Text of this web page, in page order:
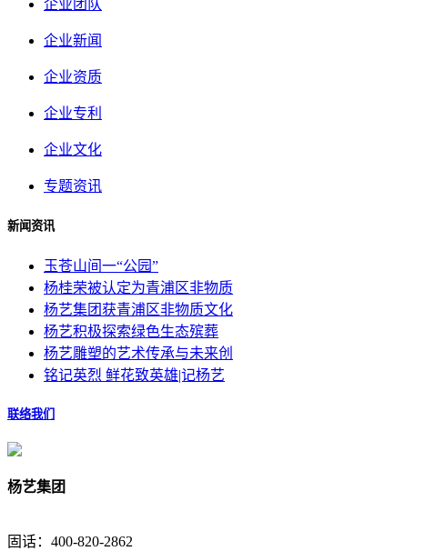
企业团队
企业新闻
企业资质
企业专利
企业文化
专题资讯
新闻资讯
玉苍山间一“公园”
杨桂荣被认定为青浦区非物质
杨艺集团获青浦区非物质文化
杨艺积极探索绿色生态殡葬
杨艺雕塑的艺术传承与未来创
铭记英烈 鲜花致英雄|记杨艺
联络我们
杨艺集团
固话：400-820-2862